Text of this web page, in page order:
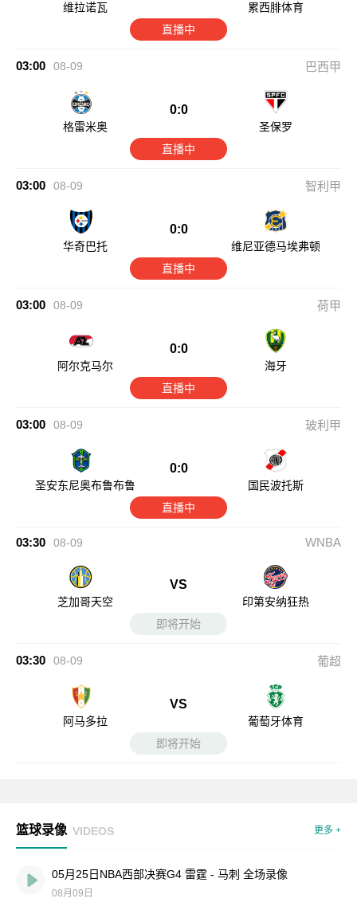
维拉诺瓦
累西腓体育
直播中
03:00 08-09 巴西甲
格雷米奥
0:0
圣保罗
直播中
03:00 08-09 智利甲
华奇巴托
0:0
维尼亚德马埃弗顿
直播中
03:00 08-09 荷甲
阿尔克马尔
0:0
海牙
直播中
03:00 08-09 玻利甲
圣安东尼奥布鲁布鲁
0:0
国民波托斯
直播中
03:30 08-09 WNBA
芝加哥天空
VS
印第安纳狂热
即将开始
03:30 08-09 葡超
阿马多拉
VS
葡萄牙体育
即将开始
篮球录像 VIDEOS 更多 +
05月25日NBA西部决赛G4 雷霆 - 马刺 全场录像
08月09日